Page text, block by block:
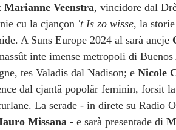
Marianne Veenstra, vincidore dal
cu la cjançon 't Is zo wisse, la
A Suns Europe 2024 al sarà ancje
inte imense metropoli di
tes Valadis dal Nadison; eNicole
dal cjantâ popolâr feminin, forsit
La serade - in direte su Radio
Missana - e sarà presentade di